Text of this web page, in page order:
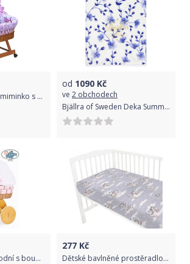
Koš proutěný pro miminko s boudičkou a výbavou - KULÍŠEK sovy růžový - Scarlett
od 1090 Kč
ve 2 obchodech
Bjällra of Sweden Deka Summer Bloom Pearl Velvet
Koš proutěný přírodní s boudičkou a výbavou - ALESSANDRA růžová kostička
277 Kč
Dětské bavlněné prostěradlo do postýlky, Dráček Mráček - modrá/šedá, Rozměry 140x70